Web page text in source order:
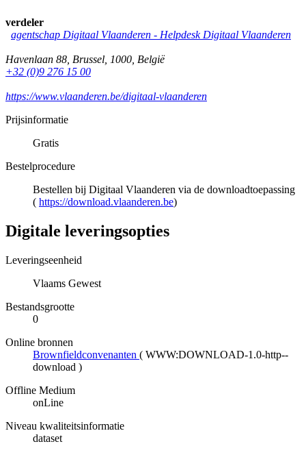
verdeler
agentschap Digitaal Vlaanderen - Helpdesk Digitaal Vlaanderen
Havenlaan 88 Brussel 1000 België
+32 (0)9 276 15 00
https://www.vlaanderen.be/digitaal-vlaanderen
Prijsinformatie
Gratis
Bestelprocedure
Bestellen bij Digitaal Vlaanderen via de downloadtoepassing
( https://download.vlaanderen.be)
Digitale leveringsopties
Leveringseenheid
Vlaams Gewest
Bestandsgrootte
0
Online bronnen
Brownfieldconvenanten ( WWW:DOWNLOAD-1.0-http--
download )
Offline Medium
onLine
Niveau kwaliteitsinformatie
dataset